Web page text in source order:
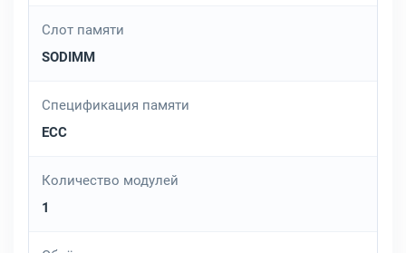
Слот памяти
SODIMM
Спецификация памяти
ECC
Количество модулей
1